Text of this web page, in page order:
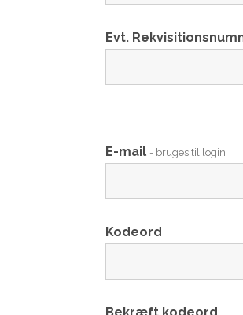
Evt.
E-mail - bruges til login
Kodeord